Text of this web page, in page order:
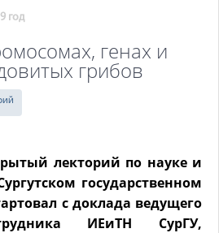
год
генах и
грибов
лекторий по науке и
государственном
с доклада ведущего
ИЕиТН СурГУ,